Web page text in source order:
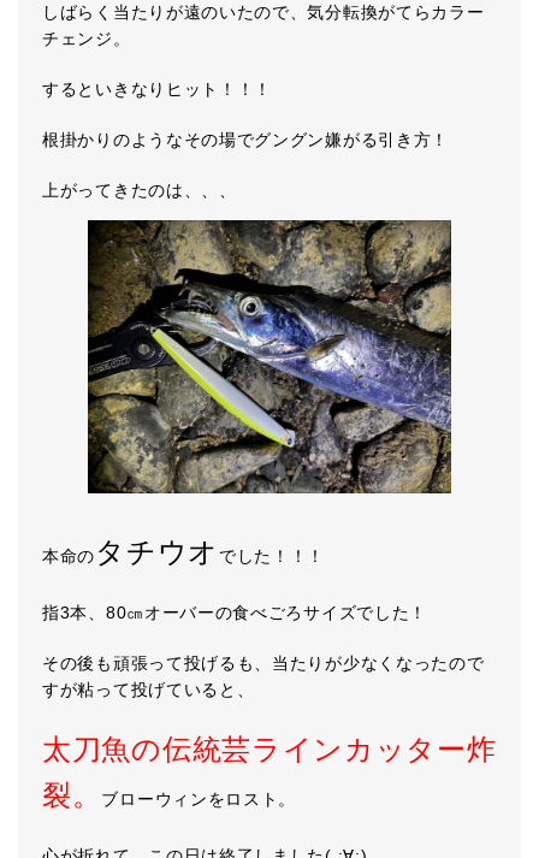
しばらく当たりが遠のいたので、気分転換がてらカラー
チェンジ。
するといきなりヒット！！！
根掛かりのようなその場でグングン嫌がる引き方！
上がってきたのは、、、
本命の タチウオ でした！！！
指3本、80㎝オーバーの食べごろサイズでした！
その後も頑張って投げるも、当たりが少なくなったので
すが粘って投げていると、
太刀魚の伝統芸ラインカッター炸
裂。
ブローウィンをロスト。